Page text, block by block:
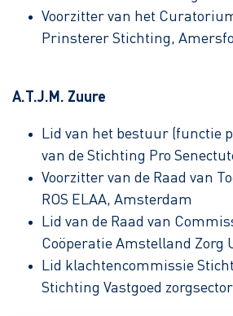
Voorzitter van het
Prinsterer Stichting,
A.T.J.M. Zuure
Lid van het bestuur (functie
van de Stichting Pro
Voorzitter van de Raad van
ROS ELAA, Amsterdam
Lid van de Raad van
Coöperatie Amstelland Zorg
Lid klachtencommissie
Stichting Vastgoed